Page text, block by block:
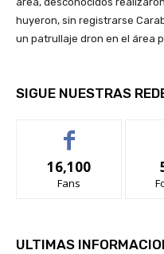
huyeron, sin registrarse
un patrullaje dron en el área
SIGUE NUESTRAS
16,100
Fans
ULTIMAS